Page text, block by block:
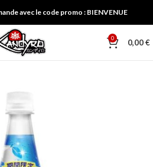
avec le code promo : BIENVENUE
0 0,00€